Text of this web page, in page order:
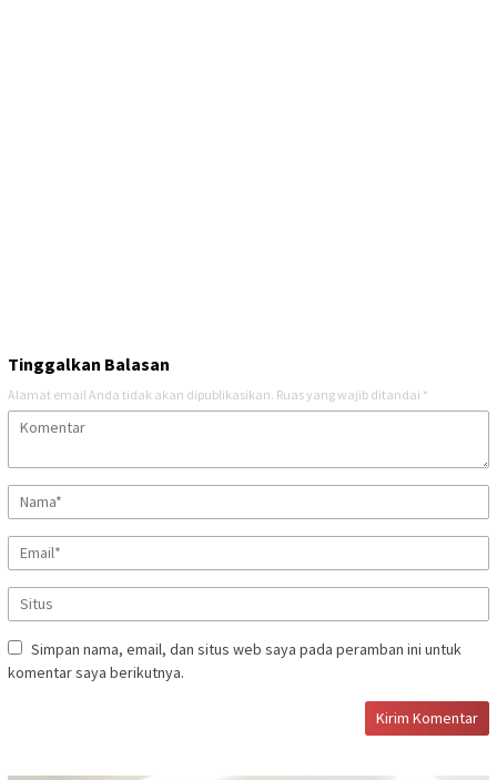
Tinggalkan Balasan
Alamat email Anda tidak akan dipublikasikan. Ruas yang wajib ditandai *
Simpan nama, email, dan situs web saya pada peramban ini untuk
komentar saya berikutnya.